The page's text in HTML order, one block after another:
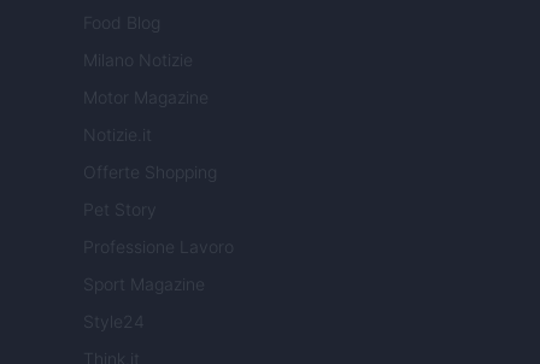
Food Blog
Milano Notizie
Motor Magazine
Notizie.it
Offerte Shopping
Pet Story
Professione Lavoro
Sport Magazine
Style24
Think.it